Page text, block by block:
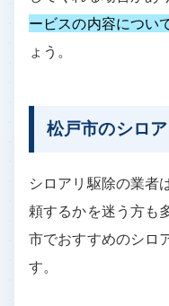
ービスの内容につい
ょう。
松戸市のシロ
シロアリ駆除の業者
頼するかを迷う方も
市でおすすめのシロ
す。